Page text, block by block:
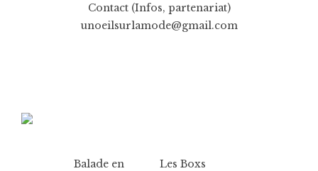
Contact (Infos, partenariat)
unoeilsurlamode@gmail.com
Balade en
Les Boxs